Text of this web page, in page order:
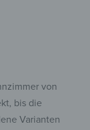
von
bis die
Varianten